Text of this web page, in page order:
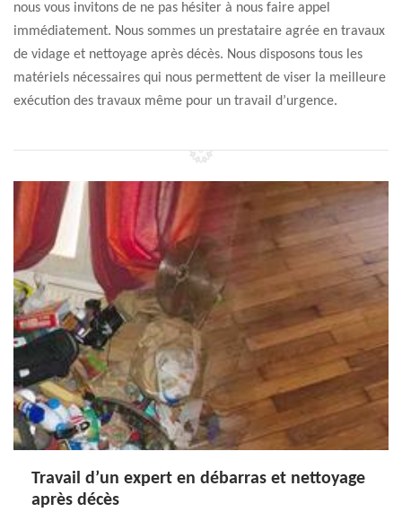
nous vous invitons de ne pas hésiter à nous faire appel
immédiatement. Nous sommes un prestataire agrée en travaux
de vidage et nettoyage après décès. Nous disposons tous les
matériels nécessaires qui nous permettent de viser la meilleure
exécution des travaux même pour un travail d’urgence.
Travail d’un expert en débarras et nettoyage
après décès